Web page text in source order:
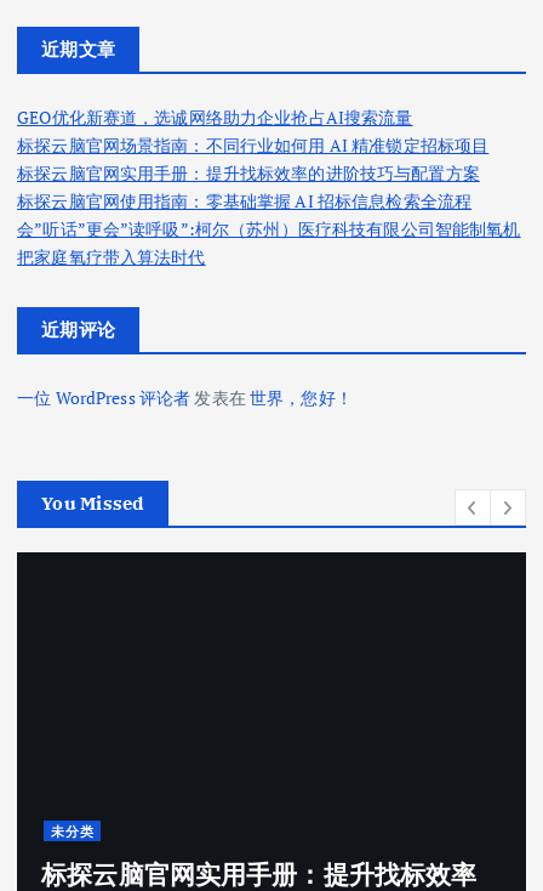
近期文章
GEO优化新赛道，选诚网络助力企业抢占AI搜索流量
标探云脑官网场景指南：不同行业如何用 AI 精准锁定招标项目
标探云脑官网实用手册：提升找标效率的进阶技巧与配置方案
标探云脑官网使用指南：零基础掌握 AI 招标信息检索全流程
会”听话”更会”读呼吸”:柯尔（苏州）医疗科技有限公司智能制氧机
把家庭氧疗带入算法时代
近期评论
一位 WordPress 评论者发表在世界，您好！
You Missed
未分类
标探云脑官网实用手册：提升找标效率